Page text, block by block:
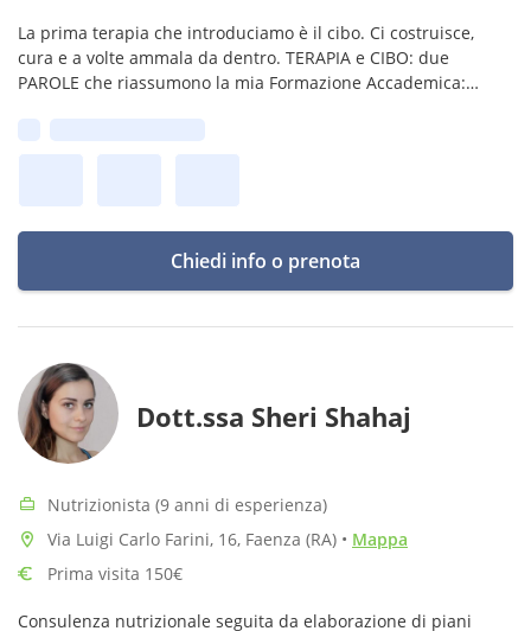
La prima terapia che introduciamo è il cibo. Ci costruisce,
cura e a volte ammala da dentro. TERAPIA e CIBO: due
PAROLE che riassumono la mia Formazione Accademica:
Chiedi info o prenota
Dott.ssa Sheri Shahaj
Nutrizionista (9 anni di esperienza)
Via Luigi Carlo Farini, 16, Faenza (RA) • Mappa
Prima visita 150€
Consulenza nutrizionale seguita da elaborazione di piani